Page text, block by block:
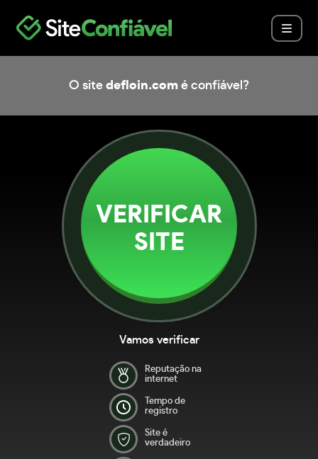
O site defloin.com é confiável?
VERIFICAR
SITE
Vamos verificar
Reputação na
internet
Tempo de
registro
Site é
verdadeiro